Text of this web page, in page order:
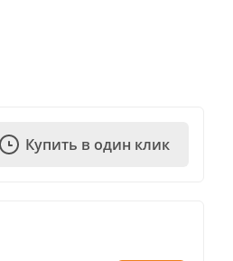
Купить в один клик